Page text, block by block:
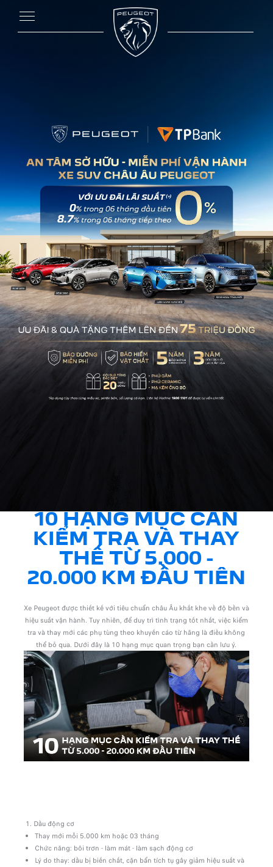
10 HẠNG MỤC CẦN
KIỂM TRA VÀ THAY
THẾ TỪ 5.000 -
20.000 KM ĐẦU TIÊN
Xe Peugeot được thiết kế với tiêu chuẩn châu Âu khắt khe về độ bền và
hiệu suất vận hành. Tuy nhiên, để duy trì tình trạng tốt nhất, việc kiểm
tra và thay mới các phụ tùng theo khuyến cáo từ hãng là điều không
thể bỏ qua. Dưới đây là 10 hạng mục quan trọng bạn cần lưu ý.
1. Dầu động cơ
Thay mới mỗi 5.000 km hoặc 03 tháng
Chức năng: bôi trơn - làm mát - làm sạch động cơ
Lý do thay: dầu bị biến chất, cặn bẩn tích tụ gây giảm hiệu suất và